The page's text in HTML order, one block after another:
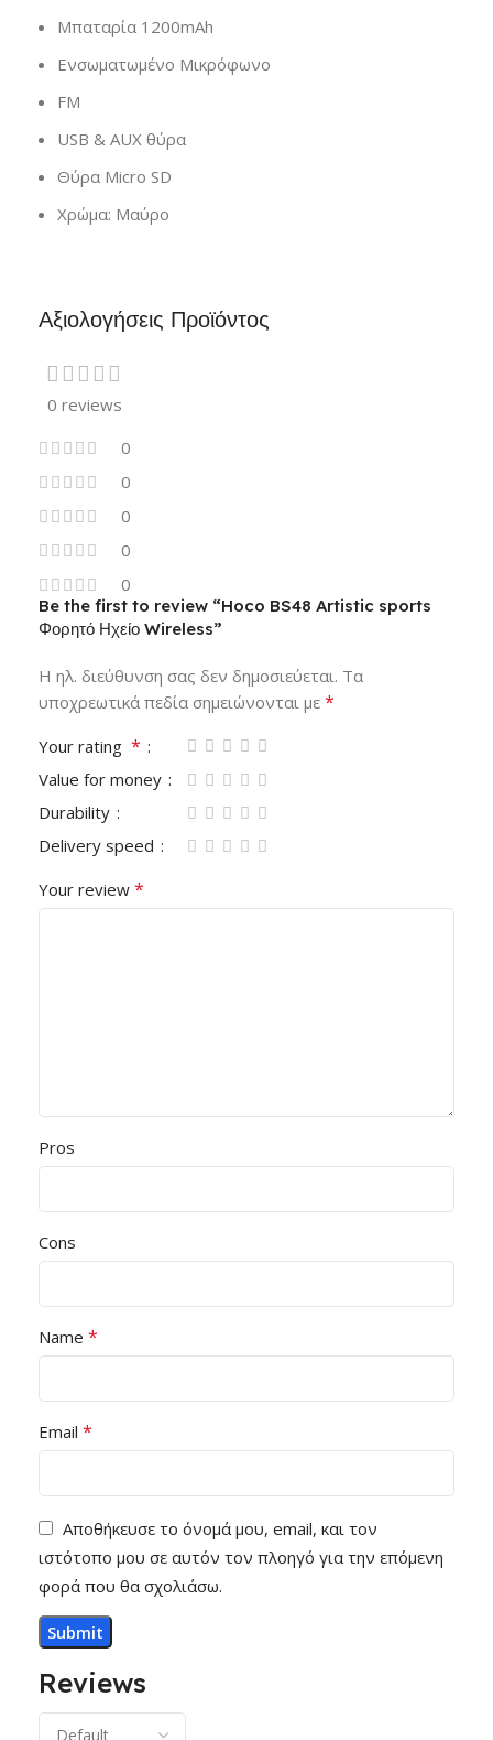
Μπαταρία 1200mAh
Ενσωματωμένο Μικρόφωνο
FM
USB & AUX θύρα
Θύρα Micro SD
Χρώμα: Μαύρο
Αξιολογήσεις Προϊόντος
0 reviews
0
0
0
0
0
Reviews
Be the first to review “Hoco BS48 Artistic sports
Φορητό Ηχείο Wireless”
Η ηλ. διεύθυνση σας δεν δημοσιεύεται. Τα
υποχρεωτικά πεδία σημειώνονται με *
Your rating *
Value for money
Durability
Delivery speed
Your review *
Pros
Cons
Name *
Email *
Αποθήκευσε το όνομά μου, email, και τον
ιστότοπο μου σε αυτόν τον πλοηγό για την επόμενη
φορά που θα σχολιάσω.